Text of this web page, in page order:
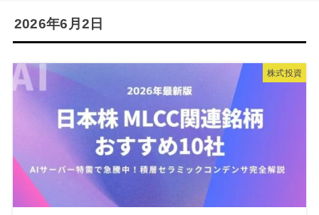
2026年6月2日
株式投資